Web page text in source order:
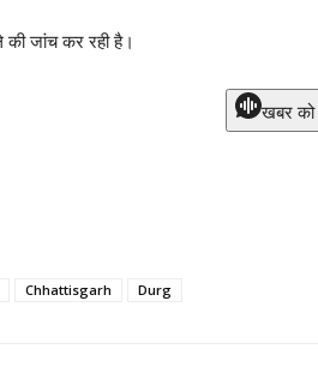
की जांच कर रही है।
खबर
Chhattisgarh Durg